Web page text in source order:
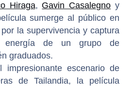
Hiraga, Gavin Casalegno y
sumerge al público en
la supervivencia y captura
de un grupo de
graduados.
impresionante escenario de
de Tailandia, la película